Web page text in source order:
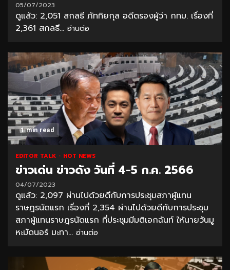
05/07/2023
ดูแล้ว: 2,051 สกลธี ภัททิยกุล อดีตรองผู้ว่า กทม. เรื่องที่
2,361 สกลธี... อ่านต่อ
1 min read
EDITOR TALK HOT NEWS
ข่าวเด่น ข่าวดัง วันที่ 4-5 ก.ค. 2566
04/07/2023
ดูแล้ว: 2,097 ผ่านไปด้วยดีกับการประชุมสภาผู้แทน
ราษฎรนัดแรก เรื่องที่ 2,354 ผ่านไปด้วยดีกับการประชุม
สภาผู้แทนราษฎรนัดแรก ที่ประชุมมีมติเอกฉันท์ ให้นายวันมู
หะมัดนอร์ มะทา... อ่านต่อ